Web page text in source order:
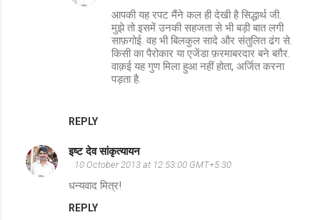
REPLY
आपकी यह रपट मैंने कल ही देखी है सिद्धार्थ जी.
मुझे तो इसमें उनकी सहजता से भी बड़ी बात लगी
साफ़गोई. वह भी बिलकुल सादे और संतुलित ढंग से.
किसी का पैरोकार या एजेंडा फ़रमाबरदार बने बग़ैर.
वाक़ई यह गुण मिला हुआ नहीं होता, अर्जित करना
पड़ता है.
इष्ट देव सांकृत्यायन
10 October 2013 at 12:53:00 GMT+5:30
धन्यवाद मित्र!
REPLY